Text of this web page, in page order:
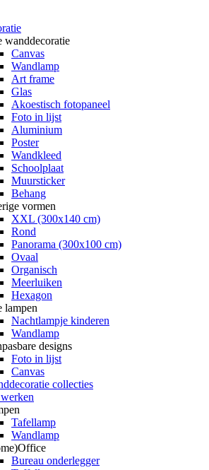
wanddecoratie
Canvas
Wandlamp
Art frame
Glas
Akoestisch fotopaneel
Foto in lijst
Aluminium
Poster
Wandkleed
Schoolplaat
Muursticker
Behang
vormen
XXL (300x140 cm)
Rond
Panorama (300x100 cm)
Ovaal
Organisch
Meerluiken
Hexagon
lampen
Nachtlampje kinderen
Wandlamp
designs
Foto in lijst
Canvas
collecties
Tafellamp
Wandlamp
Bureau onderlegger